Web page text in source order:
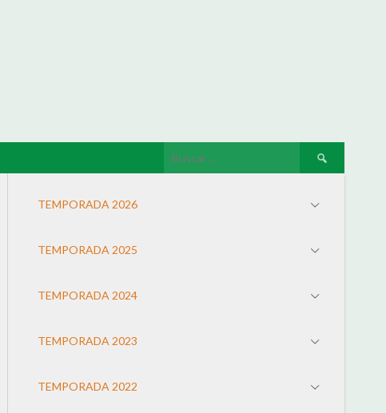
TEMPORADA 2026
TEMPORADA 2025
TEMPORADA 2024
TEMPORADA 2023
TEMPORADA 2022